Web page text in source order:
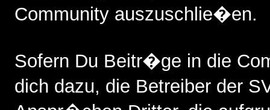
Community auszuschlie�en.
Sofern Du Beitr�ge in die
dich dazu, die Betreiber der